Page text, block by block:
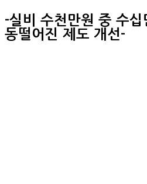
-실비 수천만원 중 수
동떨어진 제도 개선-